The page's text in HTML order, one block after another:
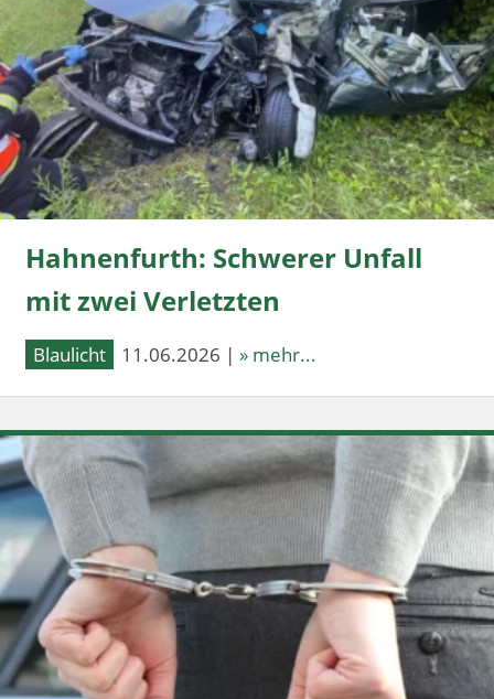
Hahnenfurth: Schwerer Unfall
mit zwei Verletzten
Blaulicht 11.06.2026 | » mehr...